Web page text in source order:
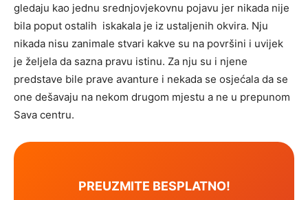
gledaju kao jednu srednjovjekovnu pojavu jer nikada nije
bila poput ostalih iskakala je iz ustaljenih okvira. Nju
nikada nisu zanimale stvari kakve su na površini i uvijek
je željela da sazna pravu istinu. Za nju su i njene
predstave bile prave avanture i nekada se osjećala da se
one dešavaju na nekom drugom mjestu a ne u prepunom
Sava centru.
PREUZMITE BESPLATNO!